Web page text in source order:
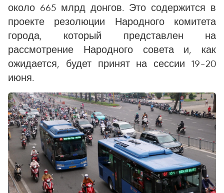
около 665 млрд донгов. Это содержится в
проекте резолюции Народного комитета
города, который представлен на
рассмотрение Народного совета и, как
ожидается, будет принят на сессии 19–20
июня.